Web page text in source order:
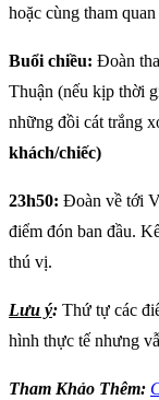
hoặc cùng tham
Buổi chiều: Đoàn
Thuận (nếu kịp thời
những đồi cát trắng
khách/chiếc)
23h50: Đoàn về tới
điểm đón ban đầu.
thú vị.
Lưu ý: Thứ tự các
hình thực tế nhưng
Tham Khảo Thêm: